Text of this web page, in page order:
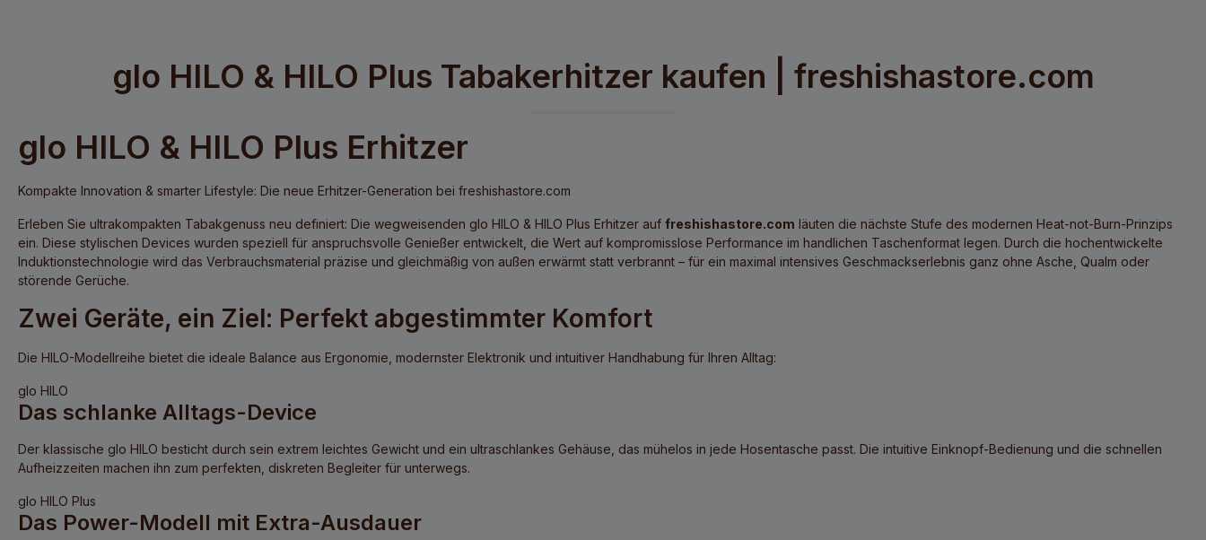
glo HILO & HILO Plus Tabakerhitzer kaufen | freshishastore.com
glo HILO & HILO Plus Erhitzer
Kompakte Innovation & smarter Lifestyle: Die neue Erhitzer-Generation bei freshishastore.com
Erleben Sie ultrakompakten Tabakgenuss neu definiert: Die wegweisenden glo HILO & HILO Plus Erhitzer auf freshishastore.com läuten die nächste Stufe des modernen Heat-not-Burn-Prinzips
ein. Diese stylischen Devices wurden speziell für anspruchsvolle Genießer entwickelt, die Wert auf kompromisslose Performance im handlichen Taschenformat legen. Durch die hochentwickelte
Induktionstechnologie wird das Verbrauchsmaterial präzise und gleichmäßig von außen erwärmt statt verbrannt – für ein maximal intensives Geschmackserlebnis ganz ohne Asche, Qualm oder
störende Gerüche.
Zwei Geräte, ein Ziel: Perfekt abgestimmter Komfort
Die HILO-Modellreihe bietet die ideale Balance aus Ergonomie, modernster Elektronik und intuitiver Handhabung für Ihren Alltag:
glo HILO
Das schlanke Alltags-Device
Der klassische glo HILO besticht durch sein extrem leichtes Gewicht und ein ultraschlankes Gehäuse, das mühelos in jede Hosentasche passt. Die intuitive Einknopf-Bedienung und die schnellen
Aufheizzeiten machen ihn zum perfekten, diskreten Begleiter für unterwegs.
glo HILO Plus
Das Power-Modell mit Extra-Ausdauer